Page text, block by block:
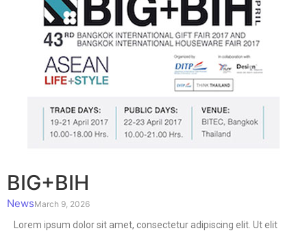
BIG+BIH
NewsMarch 9, 2026
Lorem ipsum dolor sit amet, consectetur adipiscing elit. Ut elit